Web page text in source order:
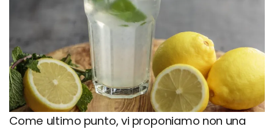
Come ultimo punto, vi proponiamo non una